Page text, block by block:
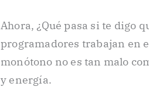
Ahora, ¿Qué pasa si te digo
programadores trabajan en
monótono no es tan malo
y energía.